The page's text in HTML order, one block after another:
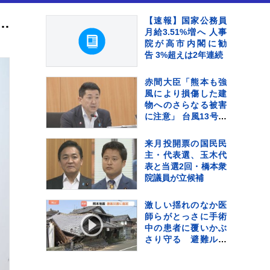
元総理の回顧展訪れる きょうで死去から4年
【速報】国家公務員
月給3.51%増へ 人事
院が高市内閣に勧
告 3%超えは2年連続
赤間大臣「熊本も強
風により損傷した建
物へのさらなる被害
に注意」 台風13号接
戒会議」開催
来月投開票の国民民
主・代表選、玉木代
表と当選2回・橋本衆
院議員が立候補
激しい揺れのなか医
師らがとっさに手術
中の患者に覆いかぶ
さり守る 避難ルー